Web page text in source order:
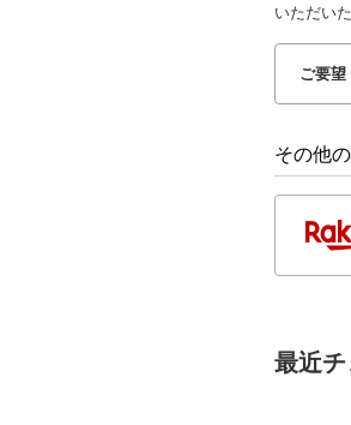
いただい
ご要望
その他
最近